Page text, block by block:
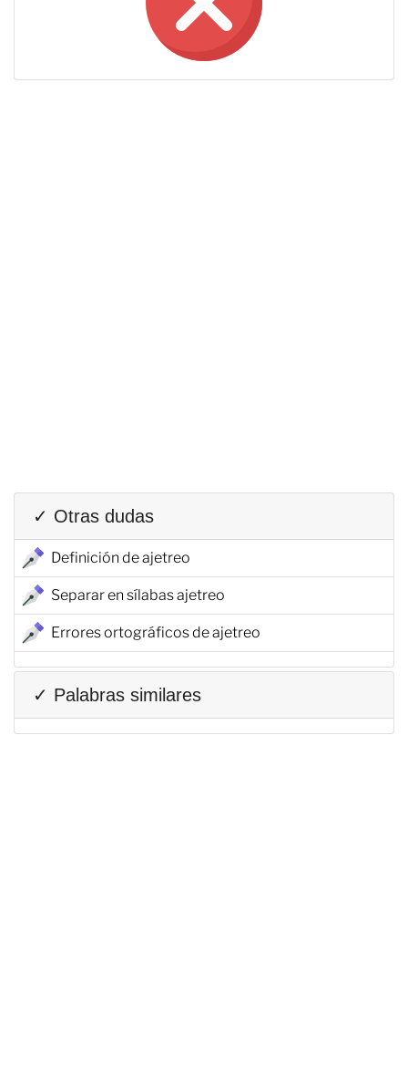
✓ Otras dudas
Definición de ajetreo
Separar en sílabas ajetreo
Errores ortográficos de ajetreo
✓ Palabras similares